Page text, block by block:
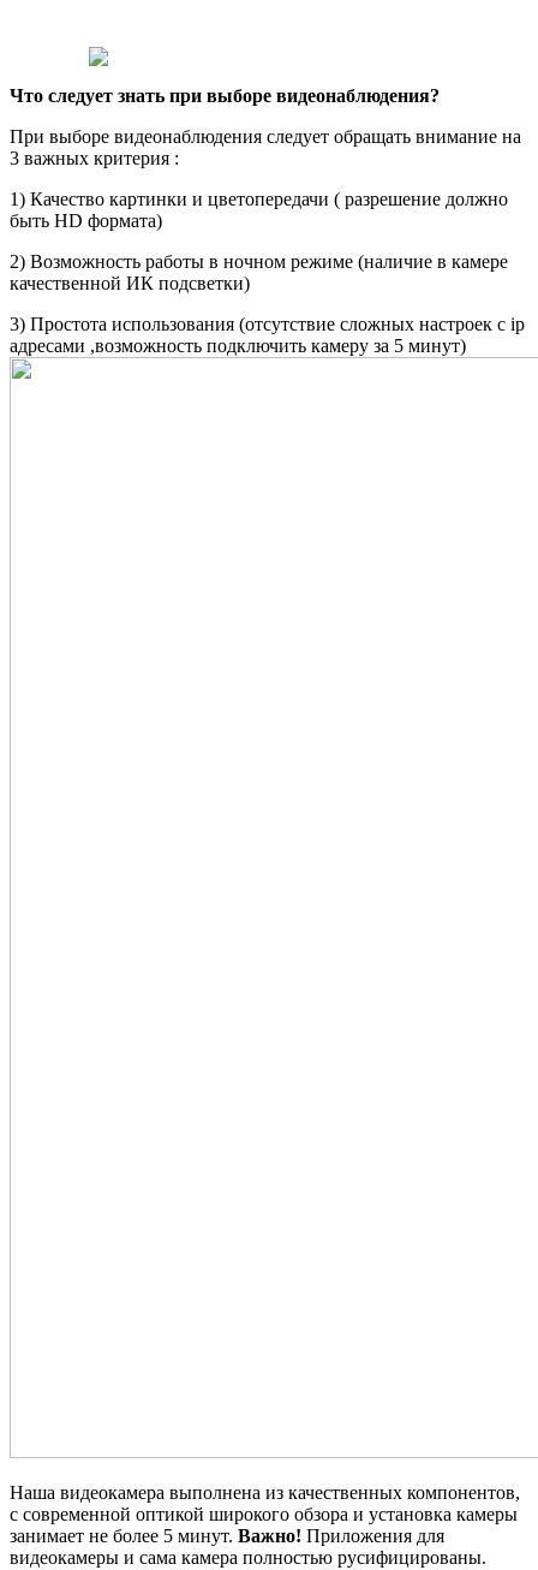
Что следует знать при выборе видеонаблюдения?
При выборе видеонаблюдения следует обращать внимание на
3 важных критерия :
1) Качество картинки и цветопередачи ( разрешение должно
быть HD формата)
2) Возможность работы в ночном режиме (наличие в камере
качественной ИК подсветки)
3) Простота использования (отсутствие сложных настроек с ip
адресами ,возможность подключить камеру за 5 минут)
Наша видеокамера выполнена из качественных компонентов,
с современной оптикой широкого обзора и установка камеры
занимает не более 5 минут. Важно! Приложения для
видеокамеры и сама камера полностью русифицированы.